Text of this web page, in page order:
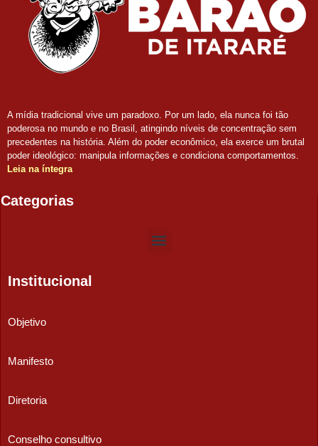
A mídia tradicional vive um paradoxo. Por um lado, ela nunca foi tão
poderosa no mundo e no Brasil, atingindo níveis de concentração sem
precedentes na história. Além do poder econômico, ela exerce um brutal
poder ideológico: manipula informações e condiciona comportamentos.
Leia na íntegra
Categorias
Institucional
Objetivo
Manifesto
Diretoria
Conselho consultivo